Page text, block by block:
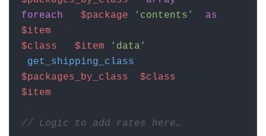
foreach
$package ‘contents’
as
$item
$class
$item ‘data’
get_shipping_class
$packages_by_class
$class
$item
// Logic to add rates here…